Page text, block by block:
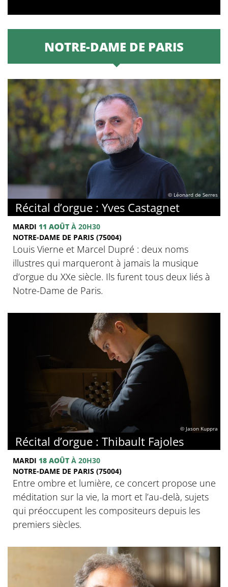
NOTRE-DAME DE PARIS
© Léonard de Serres
Récital d’orgue : Yves Castagnet
MARDI 11 AOÛT À 20H30
NOTRE-DAME DE PARIS (75004)
Louis Vierne et Marcel Dupré : deux noms
illustres qui marqueront à jamais la musique
d’orgue du XXe siècle. Ils furent tous deux liés à
Notre-Dame de Paris.
© Jason Kuppra
Récital d’orgue : Thibault Fajoles
MARDI 18 AOÛT À 20H30
NOTRE-DAME DE PARIS (75004)
Entre ombre et lumière, ce concert propose une
méditation sur la vie, la mort et l’au-delà, sujets
qui préoccupent les compositeurs depuis les
premiers siècles.